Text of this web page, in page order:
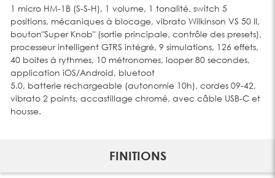
1 micro HM-1B (S-S-H), 1 volume, 1 tonalité, switch 5
positions, mécaniques à blocage, vibrato Wilkinson VS 50 II,
bouton"Super Knob" (sortie principale, contrôle des presets),
processeur intelligent GTRS intégré, 9 simulations, 126 effets,
40 boites à rythmes, 10 métronomes, looper 80 secondes,
application iOS/Android, bluetoot
5.0, batterie rechargeable (autonomie 10h), cordes 09-42,
vibrato 2 points, accastillage chromé, avec câble USB-C et
housse.
FINITIONS